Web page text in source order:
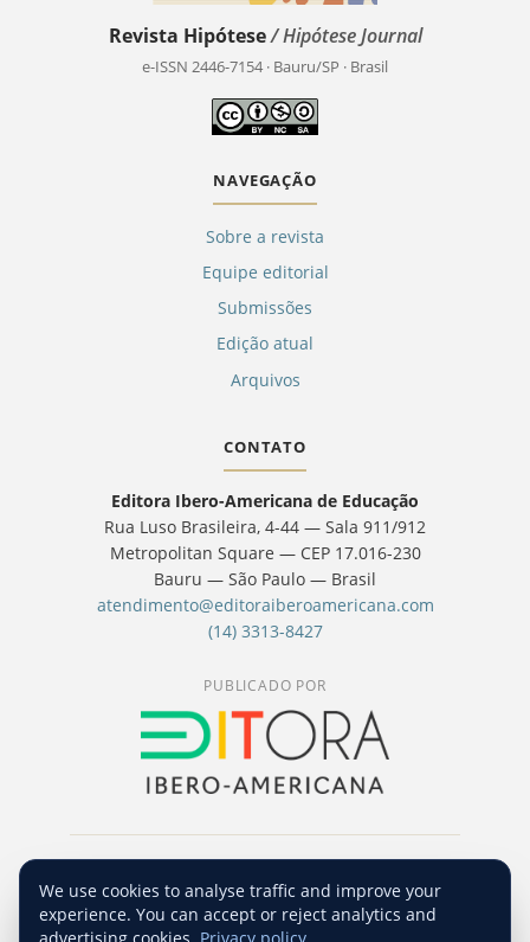
Revista Hipótese/ Hipótese Journal
e-ISSN 2446-7154 · Bauru/SP · Brasil
NAVEGAÇÃO
Sobre a revista
Equipe editorial
Submissões
Edição atual
Arquivos
CONTATO
Editora Ibero-Americana de Educação
Rua Luso Brasileira, 4-44 — Sala 911/912
Metropolitan Square — CEP 17.016-230
Bauru — São Paulo — Brasil
atendimento@editoraiberoamericana.com
(14) 3313-8427
PUBLICADO POR
Americana de Educação. Conteúdo licenciado
sobCC BY-NC-SA 4.0.
We use cookies to analyse traffic and improve your
experience. You can accept or reject analytics and